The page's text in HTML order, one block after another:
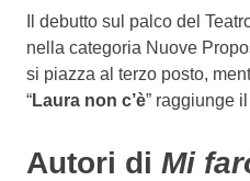
Il debutto sul palco del
nella categoria Nuove
si piazza al terzo posto,
“Laura non c’è” raggiunge
Autori di Mi